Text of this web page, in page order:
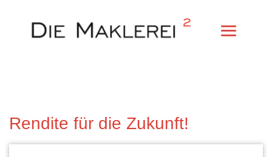
Rendite für die Zukunft!